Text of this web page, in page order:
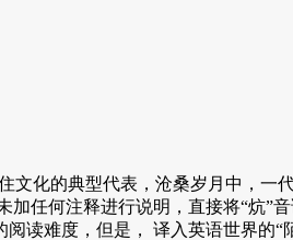
化的典型代表，沧桑岁月中，一
任何注释进行说明，直接将“炕”
读难度，但是， 译入英语世界的“